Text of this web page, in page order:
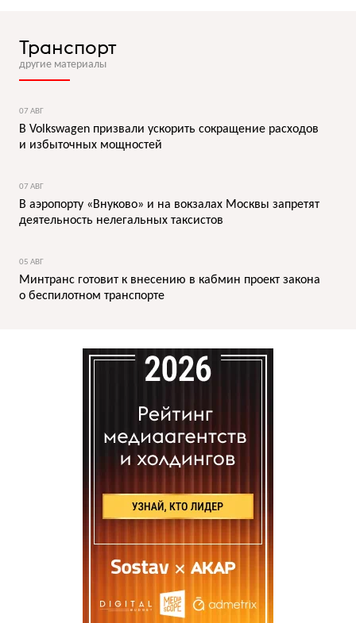
Транспорт
другие материалы
07 АВГ
В Volkswagen призвали ускорить сокращение расходов
и избыточных мощностей
07 АВГ
В аэропорту «Внуково» и на вокзалах Москвы запретят
деятельность нелегальных таксистов
05 АВГ
Минтранс готовит к внесению в кабмин проект закона
о беспилотном транспорте